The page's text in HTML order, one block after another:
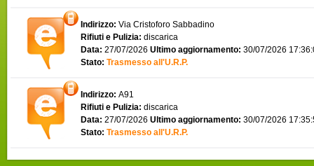
Indirizzo: Via Cristoforo Sabbadino
Rifiuti e Pulizia: discarica
Data: 27/07/2026 Ultimo aggiornamento: 30/07/2026
Stato: Trasmesso all'U.R.P.
Indirizzo: A91
Rifiuti e Pulizia: discarica
Data: 27/07/2026 Ultimo aggiornamento: 30/07/2026
Stato: Trasmesso all'U.R.P.